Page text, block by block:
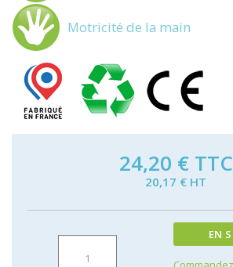
Motricité de la main
24,20 € TTC
20,17 € HT
EN